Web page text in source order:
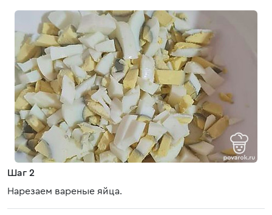
Шаг 2
Нарезаем вареные яйца.